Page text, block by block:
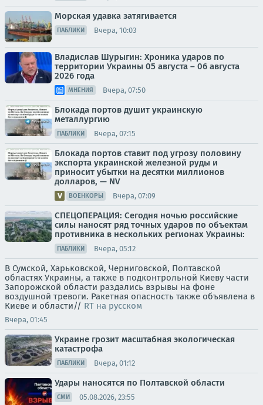
Морская удавка затягивается
ПАБЛИКИ Вчера, 10:03
Владислав Шурыгин: Хроника ударов по
территории Украины 05 августа – 06 августа
2026 года
МНЕНИЯ Вчера, 07:50
Блокада портов душит украинскую
металлургию
ПАБЛИКИ Вчера, 07:15
Блокада портов ставит под угрозу половину
экспорта украинской железной руды и
приносит убытки на десятки миллионов
долларов, — NV
ВОЕНКОРЫ Вчера, 07:09
СПЕЦОПЕРАЦИЯ: Сегодня ночью российские
силы наносят ряд точных ударов по объектам
противника в нескольких регионах Украины:
ПАБЛИКИ Вчера, 05:12
В Сумской, Харьковской, Черниговской, Полтавской
областях Украины, а также в подконтрольной Киеву части
Запорожской области раздались взрывы на фоне
воздушной тревоги. Ракетная опасность также объявлена в
Киеве и области// RT на русском
Вчера, 01:45
Украине грозит масштабная экологическая
катастрофа
ПАБЛИКИ Вчера, 01:12
Удары наносятся по Полтавской области
СМИ 05.08.2026, 23:55